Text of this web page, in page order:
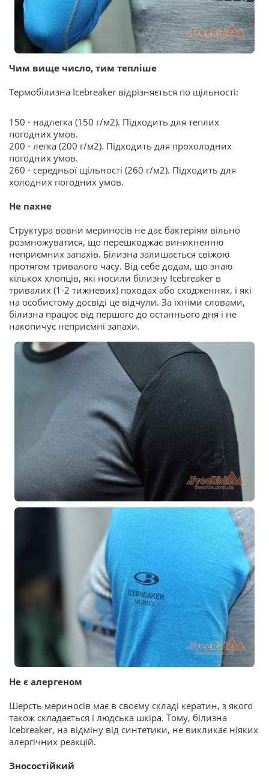
Чим вище число, тим тепліше
Термобілизна Icebreaker відрізняється по щільності:
150 - надлегка (150 г/м2). Підходить для теплих
погодних умов.
200 - легка (200 г/м2). Підходить для прохолодних
погодних умов.
260 - середньої щільності (260 г/м2). Підходить для
холодних погодних умов.
Не пахне
Структура вовни мериносів не дає бактеріям вільно
розмножуватися, що перешкоджає виникненню
неприємних запахів. Білизна залишається свіжою
протягом тривалого часу. Від себе додам, що знаю
кількох хлопців, які носили білизну Icebreaker в
тривалих (1-2 тижневих) походах або сходженнях, і які
на особистому досвіді це відчули. За їхніми словами,
білизна працює від першого до останнього дня і не
накопичує неприємні запахи.
Не є алергеном
Шерсть мериносів має в своєму складі кератин, з якого
також складається і людська шкіра. Тому, білизна
Icebreaker, на відміну від синтетики, не викликає ніяких
алергічних реакцій.
Зносостійкий